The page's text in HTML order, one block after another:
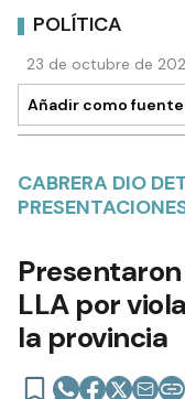
POLÍTICA
23 de octubre de
Añadir como fuente
CABRERA DIO
LLA por
la provincia